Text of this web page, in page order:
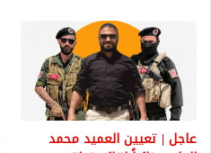
عاجل | تعيين العميد محمد